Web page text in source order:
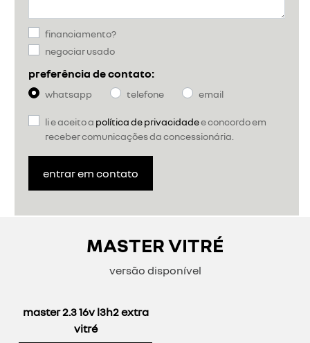
financiamento?
negociar usado
preferência de contato:
whatsapp telefone email
li e aceito a política de privacidadee concordo em
receber comunicações da concessionária.
entrar em contato
MASTER VITRÉ
versão disponível
master 2.3 16v l3h2 extra
vitré